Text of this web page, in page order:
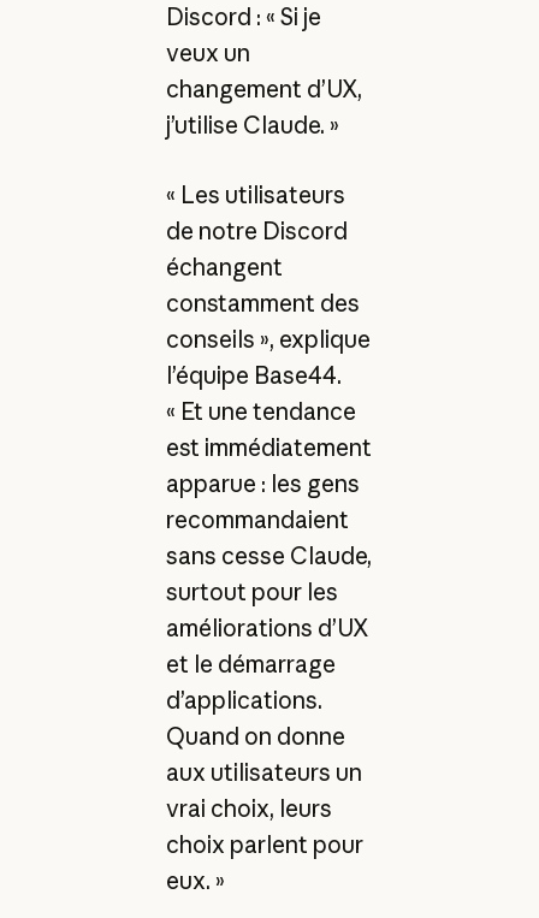
Discord : « Si je
veux un
changement d’UX,
j’utilise Claude. »
« Les utilisateurs
de notre Discord
échangent
constamment des
conseils », explique
l’équipe Base44.
« Et une tendance
est immédiatement
apparue : les gens
recommandaient
sans cesse Claude,
surtout pour les
améliorations d’UX
et le démarrage
d’applications.
Quand on donne
aux utilisateurs un
vrai choix, leurs
choix parlent pour
eux. »